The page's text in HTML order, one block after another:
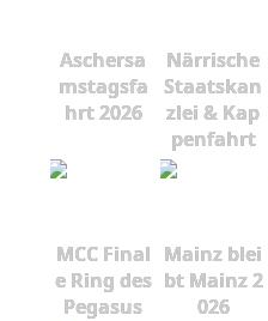
Aschersa
mstagsfa
hrt 2026
Närrische
Staatskan
zlei & Kap
penfahrt
MCC Final
e Ring des
Pegasus
Mainz blei
bt Mainz 2
026